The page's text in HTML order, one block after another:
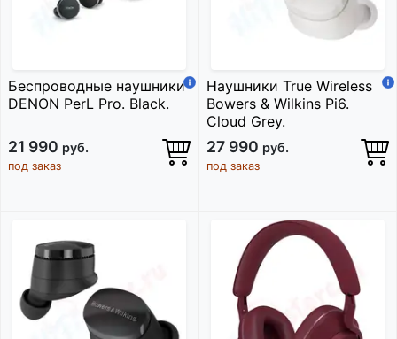
Беспроводные наушники
DENON PerL Pro. Black.
21 990 руб.
под заказ
Наушники True Wireless
Bowers & Wilkins Pi6.
Cloud Grey.
27 990 руб.
под заказ